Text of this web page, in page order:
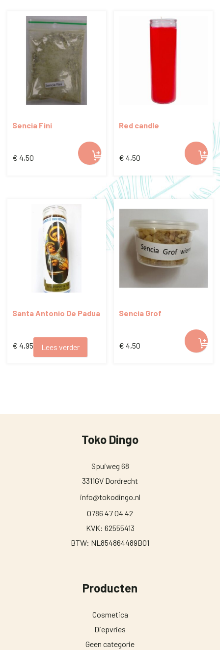
Sencia Fini
€ 4,50
Red candle
€ 4,50
Santa Antonio De Padua
€ 4,95 Lees verder
Sencia Grof
€ 4,50
Toko Dingo
Spuiweg 68
3311GV Dordrecht
info@tokodingo.nl
0786 47 04 42
KVK: 62555413
BTW: NL854864489B01
Producten
Cosmetica
Diepvries
Geen categorie